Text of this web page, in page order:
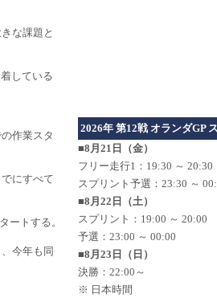
な課題と
している
作業スタ
にすべて
ートする。
今年も同
2026年 第12戦 オランダGP
■8月21日（金）
フリー走行1：19:30 ～ 20:30
スプリント予選：23:30 ～
■8月22日（土）
スプリント：19:00 ～ 20:00
予選：23:00 ～ 00:00
■8月23日（日）
決勝：22:00～
※ 日本時間